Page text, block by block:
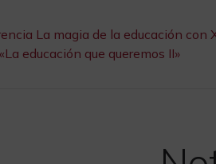
La magia de la educación con
educación que queremos II»